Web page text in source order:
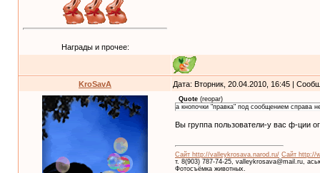
Награды и прочее:
KroSavA Дата: Вторник, 20.04.2010, 16:45 |
Quote (reopar)
а кнопочки "правка" под сообщением справа
Вы группа пользователи-у вас ф-ции
Сайт http://valleykrosava.narod.ru/ Сайт http://
т. 8(903) 787-74-25, valleykrosava@mail.ru,
Фотосъёмка животных.